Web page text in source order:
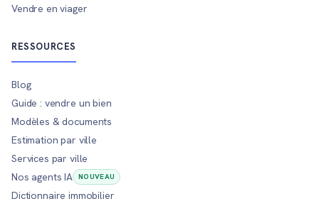
Vendre en viager
RESSOURCES
Blog
Guide : vendre un bien
Modèles & documents
Estimation par ville
Services par ville
Nos agents IA
NOUVEAU
Dictionnaire immobilier